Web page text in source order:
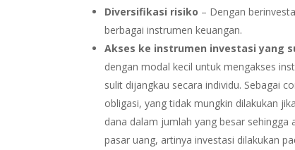
Diversifikasi risiko – Dengan
berbagai instrumen keuangan.
Akses ke instrumen investasi yang
dengan modal kecil untuk mengakses
sulit dijangkau secara individu. Sebagai
obligasi, yang tidak mungkin dilakukan
dana dalam jumlah yang besar
pasar uang, artinya investasi dilakukan